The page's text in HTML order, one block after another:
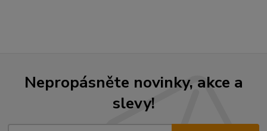
Nepropásněte novinky, akce a
slevy!